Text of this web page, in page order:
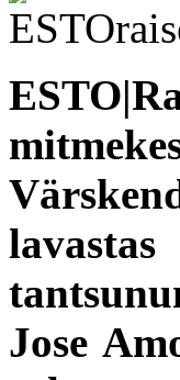
Jose